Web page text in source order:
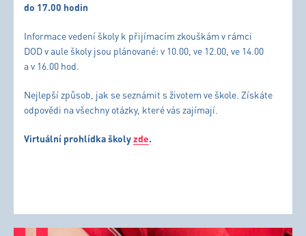
do 17.00 hodin
Informace vedení školy k přijímacím zkouškám v rámci
DOD v aule školy jsou plánované: v 10.00, ve 12.00, ve 14.00
a v 16.00 hod.
Nejlepší způsob, jak se seznámit s životem ve škole. Získáte
odpovědi na všechny otázky, které vás zajímají.
Virtuální prohlídka školyzde.